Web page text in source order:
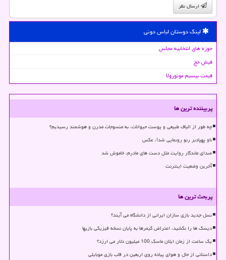
ارسال نظر
لینک دوستان لباس دونی
حوزه های انتخابیه مجلس
فیش حج
قیمت بیسیم موتورولا
پربیننده ترین ها
چه طور از الیاف طبیعی و پوست حیوانات، به منسوجات مدرن و هوشمند رسیدیم؟
ناو پهپادبر رنو رونمایی شد!، عکس
صدای ماندگار روایت مثل دست های مادرم، خاموش شد
آخرین وضعیت اینترنت
پربحث ترین ها
نسل جدید بازی سازان ایرانی از دانشگاه می آیند؟
دیسک ها را نکشید، اعتراض گیمرها به پایان نسخه فیزیکی بازیها
یک ساعت از زمان ایلان ماسک 100 میلیون دلار می ارزد؟
داستانی از حال و هوای پیاده روی اربعین در قاب بازی موبایلی